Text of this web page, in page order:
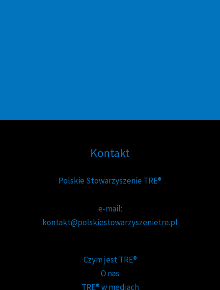
Kontakt
Polskie Stowarzyszenie TRE®
e-mail:
kontakt@polskiestowarzyszenietre.pl
Czym jest TRE®
O nas
TRE® w mediach